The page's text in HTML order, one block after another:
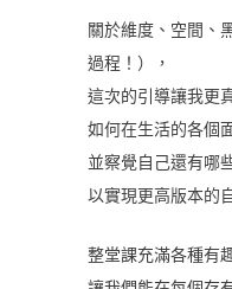
關於維度、空間、
過程！），
這次的引導讓我更
如何在生活的各個
並察覺自己還有哪
以實現更高版本的
整堂課充滿各種有